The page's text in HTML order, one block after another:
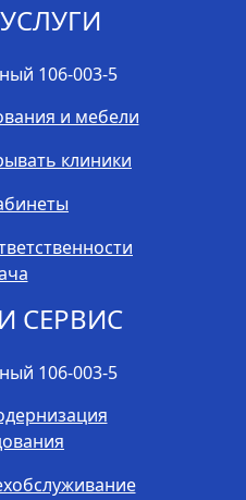
УСЛУГИ
и мебели
клиники
СЕРВИС